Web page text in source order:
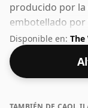
producido por la
embotellado por
región de Islay
46% es un buen
en boca" y el
Disponible en: The